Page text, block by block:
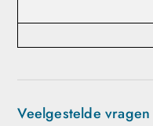
Veelgestelde vragen